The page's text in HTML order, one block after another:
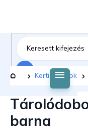
tartalomhoz
Kezdőlap
Kerti bútorok
barna